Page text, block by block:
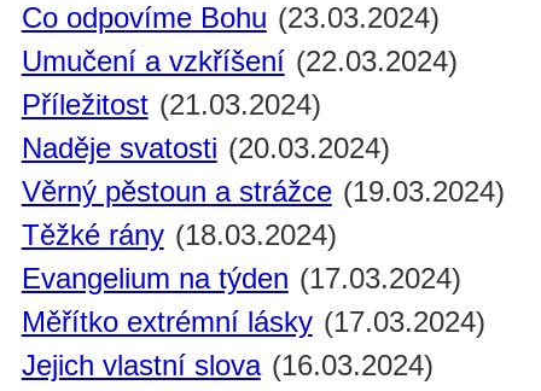
Co odpovíme Bohu (23.03.2024)
Umučení a vzkříšení (22.03.2024)
Příležitost (21.03.2024)
Naděje svatosti (20.03.2024)
Věrný pěstoun a strážce (19.03.2024)
Těžké rány (18.03.2024)
Evangelium na týden (17.03.2024)
Měřítko extrémní lásky (17.03.2024)
Jejich vlastní slova (16.03.2024)